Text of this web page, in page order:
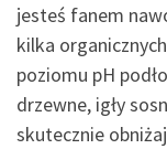
jesteś fanem
kilka
poziomu pH
drzewne, igły
skutecznie